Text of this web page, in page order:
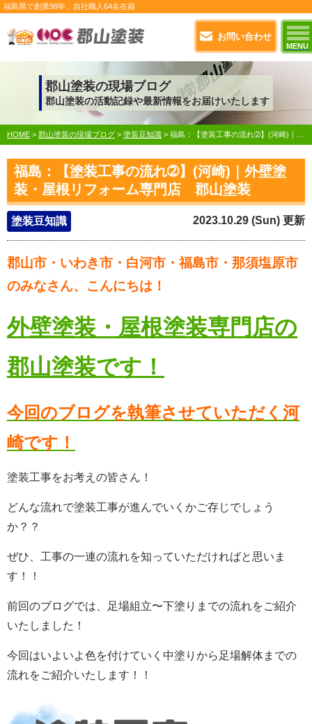
お問い合わせ
MENU
福島県で創業98年 、自社職人 64名在籍
郡山塗装の現場ブログ
郡山塗装の活動記録や最新情報をお届けいたします
HOME > 郡山塗装の現場ブログ > 塗装豆知識 > 福島：【塗装工事の流れ➁】(河崎)｜外壁塗装・屋根リフォーム専門店 郡山塗装
福島：【塗装工事の流れ➁】(河崎)｜外壁塗
装・屋根リフォーム専門店 郡山塗装
塗装豆知識 2023.10.29 (Sun) 更新
郡山市・いわき市・白河市・福島市・那須塩原市
のみなさん、こんにちは！
外壁塗装・屋根塗装専門店の
郡山塗装です！
今回のブログを執筆させていただく河
崎です！
塗装工事をお考えの皆さん！
どんな流れで塗装工事が進んでいくかご存じでしょう
か？？
ぜひ、工事の一連の流れを知っていただければと思いま
す！！
前回のブログでは、足場組立〜下塗りまでの流れをご紹介
いたしました！
今回はいよいよ色を付けていく中塗りから足場解体までの
流れをご紹介いたします！！